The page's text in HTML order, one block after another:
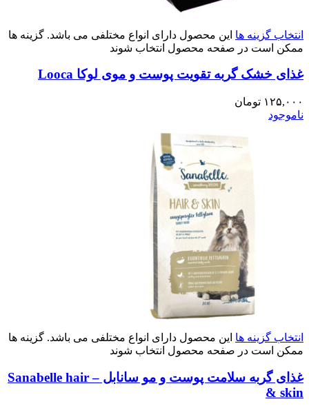
انتخاب گزینه ها این محصول دارای انواع مختلفی می باشد. گزینه ها
ممکن است در صفحه محصول انتخاب شوند
غذای خشک گربه تقویت پوست و موی لوکا Looca
۱۲۵,۰۰۰ تومان
ناموجود
انتخاب گزینه ها این محصول دارای انواع مختلفی می باشد. گزینه ها
ممکن است در صفحه محصول انتخاب شوند
غذای گربه سلامت پوست و مو سانابل – Sanabelle hair
& skin